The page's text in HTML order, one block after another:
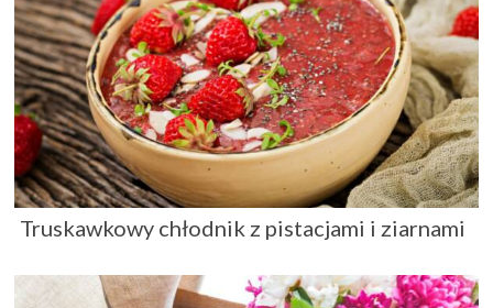
Truskawkowy chłodnik z pistacjami i ziarnami